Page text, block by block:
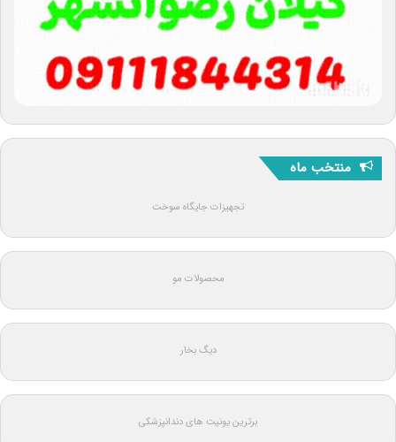
منتخب ماه
تجهیزات جایگاه سوخت
محصولات مو
دیگ بخار
برترین یونیت های دندانپزشکی